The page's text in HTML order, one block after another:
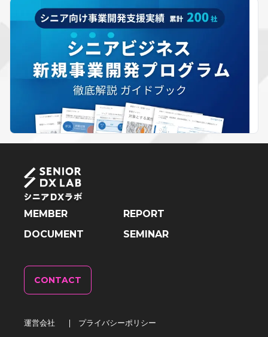
MEMBER
REPORT
DOCUMENT
SEMINAR
CONTACT
運営会社 | プライバシーポリシー